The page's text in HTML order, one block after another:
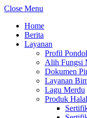
Close Menu
Home
Berita
Layanan
Profil
Alih Fungsi
Dokumen
Layanan
Lagu Merdu
Produk Halal